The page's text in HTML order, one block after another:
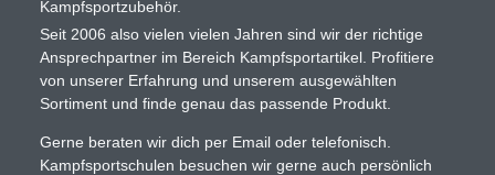
Kampfsportzubehör.
Seit 2006 also vielen vielen Jahren sind wir der richtige
Ansprechpartner im Bereich Kampfsportartikel. Profitiere
von unserer Erfahrung und unserem ausgewählten
Sortiment und finde genau das passende Produkt.
Gerne beraten wir dich per Email oder telefonisch.
Kampfsportschulen besuchen wir gerne auch persönlich